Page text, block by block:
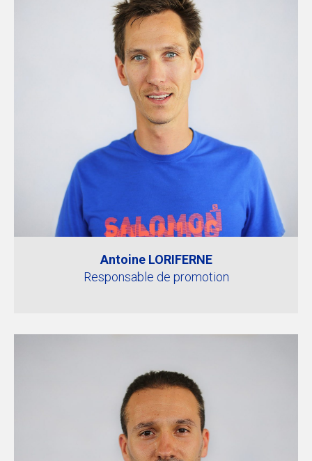
Antoine LORIFERNE
Responsable de promotion